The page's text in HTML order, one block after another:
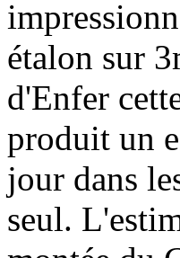
étalon sur
d'Enfer
produit un
jour dans
seul.